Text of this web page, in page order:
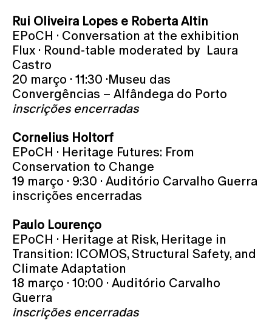
Rui Oliveira Lopes e Roberta Altin
EPoCH · Conversation at the exhibition
Flux · Round-table moderated by Laura
Castro
20 março · 11:30 ·Museu das
Convergências – Alfândega do Porto
inscrições encerradas
Cornelius Holtorf
EPoCH · Heritage Futures: From
Conservation to Change
19 março · 9:30 · Auditório Carvalho Guerra
inscrições encerradas
Paulo Lourenço
EPoCH · Heritage at Risk, Heritage in
Transition: ICOMOS, Structural Safety, and
Climate Adaptation
18 março · 10:00 · Auditório Carvalho
Guerra
inscrições encerradas